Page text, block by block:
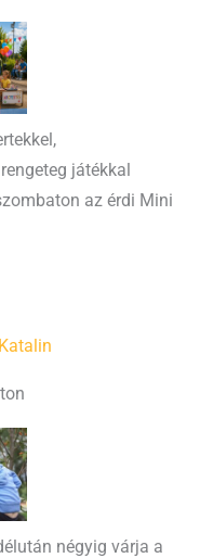
játékkal
az érdi Mini
négyig várja a